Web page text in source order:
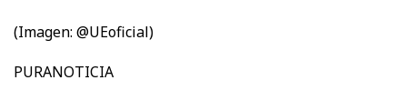
(Imagen: @UEoficial)
PURANOTICIA